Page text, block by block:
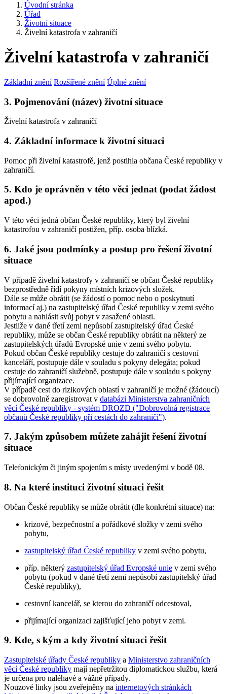
Úvodní stránka
Úřad
Životní situace
Živelní katastrofa v zahraničí
Živelní katastrofa v zahraničí
Základní znění Rozšířené znění Úplné znění
3. Pojmenování (název) životní situace
Živelní katastrofa v zahraničí
4. Základní informace k životní situaci
Pomoc při živelní katastrofě, jenž postihla občana České republiky v
zahraničí.
5. Kdo je oprávněn v této věci jednat (podat žádost
apod.)
V této věci jedná občan České republiky, který byl živelní
katastrofou v zahraničí postižen, příp. osoba blízká.
6. Jaké jsou podmínky a postup pro řešení životní
situace
V případě živelní katastrofy v zahraničí se občan České republiky
bezprostředně řídí pokyny místních krizových složek.
Dále se může obrátit (se žádostí o pomoc nebo o poskytnutí
informací aj.) na zastupitelský úřad České republiky v zemi svého
pobytu a nahlásit svůj pobyt v zasažené oblasti.
Jestliže v dané třetí zemi nepůsobí zastupitelský úřad České
republiky, může se občan České republiky obrátit na některý ze
zastupitelských úřadů Evropské unie v zemi svého pobytu.
Pokud občan České republiky cestuje do zahraničí s cestovní
kanceláří, postupuje dále v souladu s pokyny delegáta; pokud
cestuje do zahraničí služebně, postupuje dále v souladu s pokyny
přijímající organizace.
V případě cest do rizikových oblastí v zahraničí je možné (žádoucí)
se dobrovolně zaregistrovat v databázi Ministerstva zahraničních
věcí České republiky - systém DROZD ("Dobrovolná registrace
občanů České republiky při cestách do zahraničí").
7. Jakým způsobem můžete zahájit řešení životní
situace
Telefonickým či jiným spojením s místy uvedenými v bodě 08.
8. Na které instituci životní situaci řešit
Občan České republiky se může obrátit (dle konkrétní situace) na:
krizové, bezpečnostní a pořádkové složky v zemi svého
pobytu,
zastupitelský úřad České republiky v zemi svého pobytu,
příp. některý zastupitelský úřad Evropské unie v zemi svého
pobytu (pokud v dané třetí zemi nepůsobí zastupitelský úřad
České republiky),
cestovní kancelář, se kterou do zahraničí odcestoval,
přijímající organizaci zajišťující jeho pobyt v zemi.
9. Kde, s kým a kdy životní situaci řešit
Zastupitelské úřady České republiky a Ministerstvo zahraničních
věcí České republiky mají nepřetržitou diplomatickou službu, která
je určena pro naléhavé a vážné případy.
Nouzové linky jsou zveřejněny na internetových stránkách